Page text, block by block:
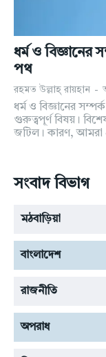
উপদেষ্টাঃ রহমত
কারিগরি
উপদেষ্টাঃ রহমত
কারিগরি
ধর্ম ও বিজ্ঞানের
পথ
রহমত উল্লাহ্‌ রায়হান -
ধর্ম ও বিজ্ঞানের
গুরুত্বপূর্ণ বিষয়।
জটিল। কারণ, আমরা
সংবাদ বিভাগ
মঠবাড়িয়া
বাংলাদেশ
রাজনীতি
অপরাধ